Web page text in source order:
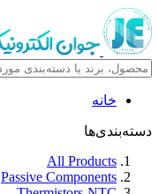
خانه
دسته‌بندی‌ها
All Products
Passive Components